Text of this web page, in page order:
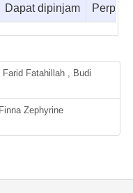
Dapat dipinjam
Fatahillah , Budi
Zephyrine